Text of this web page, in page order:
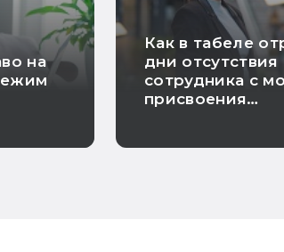
на
Как в табеле
дни отсутствия
сотрудника с
присвоения